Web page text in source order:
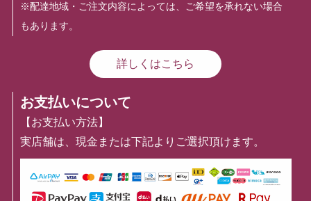
※配達地域・ご注文内容によっては、ご希望を承れない場合
もあります。
詳しくはこちら
お支払いについて
【お支払い方法】
実店舗は、現金または下記よりご選択頂けます。